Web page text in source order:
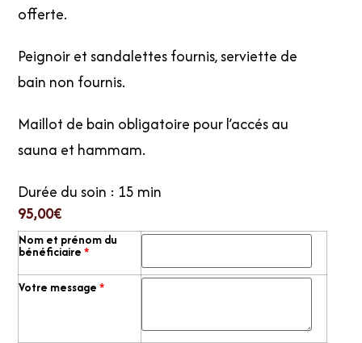
offerte.
Peignoir et sandalettes fournis, serviette de
bain non fournis.
Maillot de bain obligatoire pour l’accés au
sauna et hammam.
Durée du soin : 15 min
95,00€
Nom et prénom du
bénéficiaire *
Votre message *